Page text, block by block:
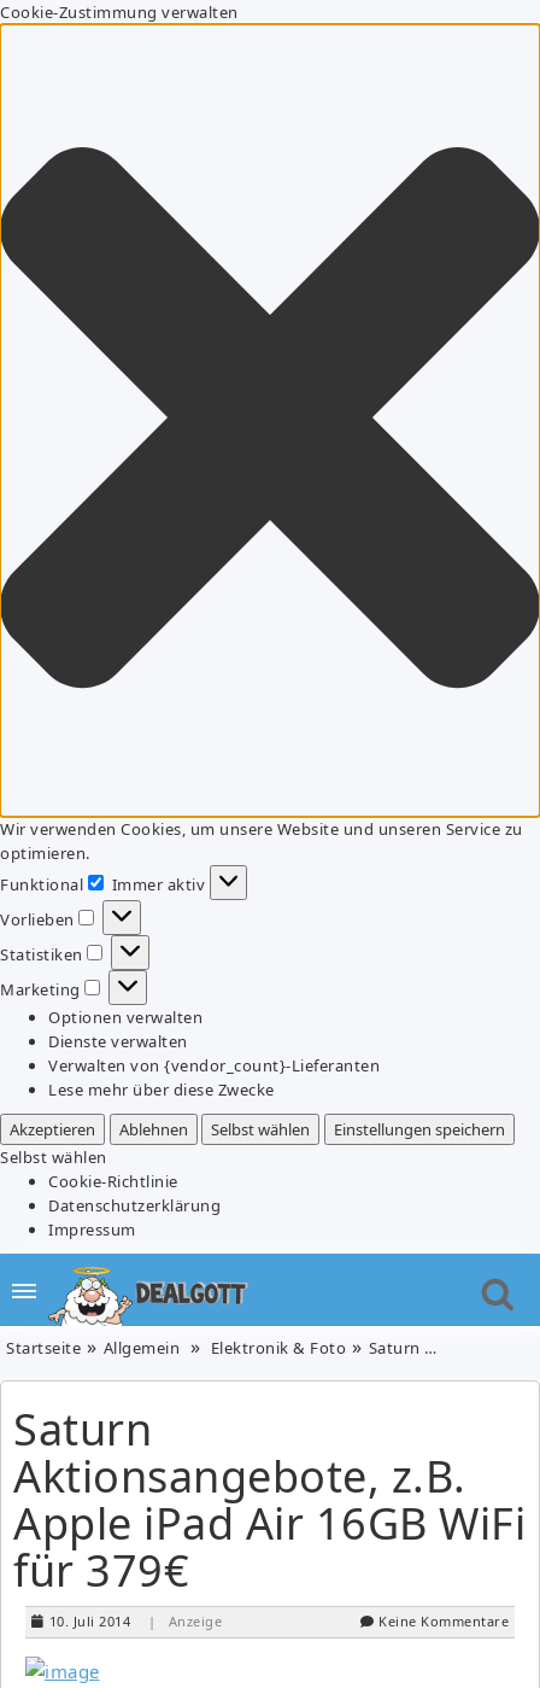
Cookie-Zustimmung verwalten
Wir verwenden Cookies, um unsere Website und unseren Service zu
optimieren.
Funktional
Funktional
Immer aktiv
Vorlieben
Vorlieben
Statistiken
Statistiken
Marketing
Marketing
Optionen verwalten
Dienste verwalten
Verwalten von {vendor_count}-Lieferanten
Lese mehr über diese Zwecke
Akzeptieren
Ablehnen Selbst wählen
Einstellungen speichern
Selbst wählen
Cookie-Richtlinie
Datenschutzerklärung
Impressum
Startseite Allgemein Elektronik & Foto Saturn Aktionsangebote, z.B. Apple iPad Air 16GB WiFi für 379€
Saturn
Aktionsangebote, z.B.
Apple iPad Air 16GB WiFi
für 379€
10. Juli 2014 | Anzeige Keine Kommentare